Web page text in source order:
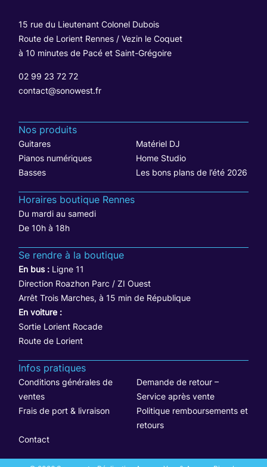
15 rue du Lieutenant Colonel Dubois
Route de Lorient Rennes / Vezin le Coquet
à 10 minutes de Pacé et Saint-Grégoire
02 99 23 72 72
contact@sonowest.fr
Nos produits
Guitares
Matériel DJ
Pianos numériques
Home Studio
Basses
Les bons plans de l’été 2026
Horaires boutique Rennes
Du mardi au samedi
De 10h à 18h
Se rendre à la boutique
En bus : Ligne 11
Direction Roazhon Parc / ZI Ouest
Arrêt Trois Marches, à 15 min de République
En voiture :
Sortie Lorient Rocade
Route de Lorient
Infos pratiques
Conditions générales de
ventes
Demande de retour –
Service après vente
Frais de port & livraison
Politique remboursements et
retours
Contact